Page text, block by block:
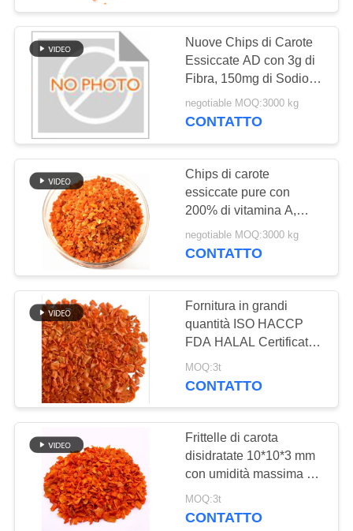
VISITA
ALLA
FABBRICA
CONTROLLO
DELLA
QUALITÀ
CONTATTACI
NOTIZIE
CASI
CHIEDI UN
PREVENTIVO
MAPPA
SITO
briciole di pane
giapponesi
171
Briciole di pane di
Panko del grano
intero
Alga arrostita Nori
102
Nuove Chips di Carote
Essiccate AD con 3g di
Fibra, 150mg di Sodio e
90 Kcal. Ideali per il
Food Service, la Vendita
negotiable MOQ:3000 kg
CONTATTO
Chips di carote
essiccate pure con
200% di vitamina A,
senza conservanti e
colore arancione
negotiable MOQ:3000 kg
CONTATTO
Fornitura in grandi
quantità ISO HACCP
FDA HALAL Certificato
Frittelle di carota
disidratate e granuli di
basso contenuto di
zucchero
MOQ:3t
CONTATTO
Frittelle di carota
disidratate 10*10*3 mm
con umidità massima del
7% e certificazione
HACCP HALAL ISO
MOQ:3t
CONTATTO